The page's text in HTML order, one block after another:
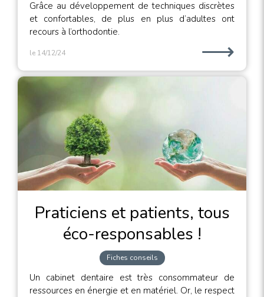
Grâce au développement de techniques discrètes
et confortables, de plus en plus d’adultes ont
recours à l’orthodontie.
le 14/12/24 ⟶
Praticiens et patients, tous
éco-responsables !
Fiches conseils
Un cabinet dentaire est très consommateur de
ressources en énergie et en matériel. Or, le respect